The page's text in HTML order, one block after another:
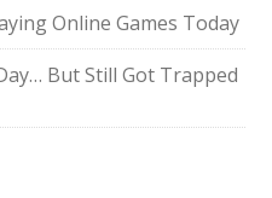
Online Games Today
But Still Got Trapped